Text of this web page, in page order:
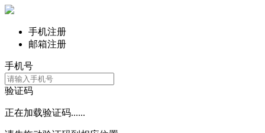
手机注册
邮箱注册
手机号
验证码
正在加载验证码......